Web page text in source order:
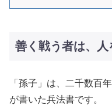
善く戦う者は、
「孫子」は、二千数百
が書いた兵法書です。